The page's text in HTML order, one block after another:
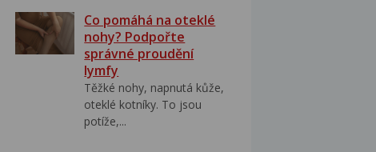
Co pomáhá na oteklé
nohy? Podpořte
správné proudění
lymfy
Těžké nohy, napnutá kůže,
oteklé kotníky. To jsou
potíže,...